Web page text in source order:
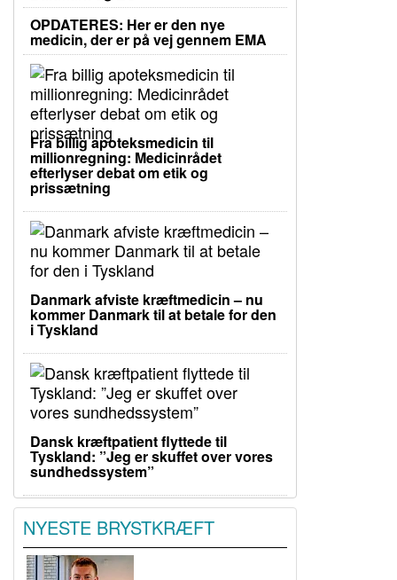
OPDATERES: Her er den nye
medicin, der er på vej gennem EMA
Fra billig apoteksmedicin til
millionregning: Medicinrådet
efterlyser debat om etik og
prissætning
Danmark afviste kræftmedicin – nu
kommer Danmark til at betale for den
i Tyskland
Dansk kræftpatient flyttede til
Tyskland: ”Jeg er skuffet over vores
sundhedssystem”
NYESTE BRYSTKRÆFT